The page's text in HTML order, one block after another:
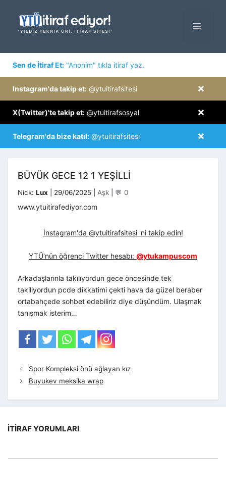
MENÜ
Sen de İtiraf Et: "Anonim" tıkla itiraf yaz.
×
Instagram'da takip et: @ytuitirafsitesi
×
X(Twitter)'te takip et: @ytuitirafsosyal
×
Telegram'da bize katıl: @ytuitirafsitesi
BÜYÜK GECE 12 1 YEŞILLI
Nick: Lux 29/06/2025 Kategoriler
Aşk 💬 0
www.ytuitirafediyor.com
İnstagram'da @ytuitirafsitesi 'ni takip edin!
YTÜ'nün öğrenci Twitter hesabı: @ytukampuscom
Arkadaşlarınla takılıyordun gece öncesinde tek
takiliyordun pcde dikkatimi çekti hava da güzel beraber
ortabahçede sohbet edebiliriz diye düşündüm. Ulaşmak
tanışmak isterim…
Spor Kompleksi önü ağlayan kız
Buyukev meksika wrap
İTIRAF YORUMLARI